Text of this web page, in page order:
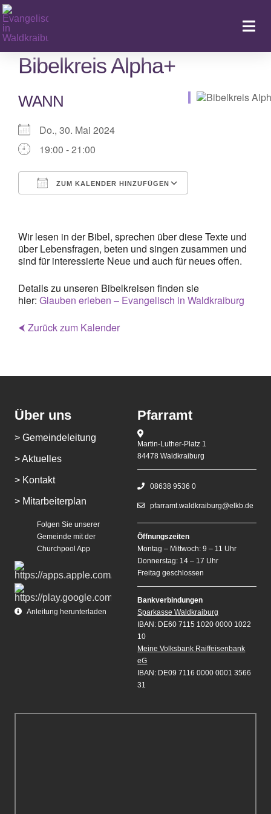
Zum
Inhalt
springen
Bibelkreis Alpha+
WANN
Do., 30. Mai 2024
19:00 - 21:00
ZUM KALENDER HINZUFÜGEN
Wir lesen in der Bibel, sprechen über diese Texte und
über Lebensfragen, beten und singen zusammen und
sind für interessierte Neue und auch für neues offen.
Details zu unseren Bibelkreisen finden sie
hier: Glauben erleben – Evangelisch in Waldkraiburg
⮜ Zurück zum Kalender
Über uns
> Gemeindeleitung
> Aktuelles
> Kontakt
> Mitarbeiterplan
Folgen Sie unserer
Gemeinde mit der
Churchpool App
Anleitung herunterladen
Pfarramt
Martin-Luther-Platz 1
84478 Waldkraiburg
08638 9536 0
pfarramt.waldkraiburg@elkb.de
Öffnungszeiten
Montag – Mittwoch: 9 – 11 Uhr
Donnerstag: 14 – 17 Uhr
Freitag geschlossen
Bankverbindungen
Sparkasse Waldkraiburg
IBAN: DE60 7115 1020 0000 1022
10
Meine Volksbank Raiffeisenbank
eG
IBAN: DE09 7116 0000 0001 3566
31